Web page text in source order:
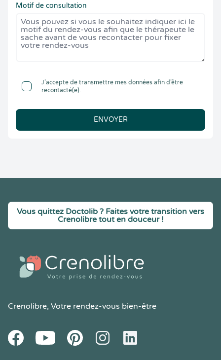
Motif de consultation
J’accepte de transmettre mes données afin d’être
recontacté(e).
ENVOYER
Vous quittez Doctolib ? Faites votre transition vers
Crenolibre tout en douceur !
Crenolibre, Votre rendez-vous bien-être
FacebookYoutube PinteresetInstagramLinkedIn